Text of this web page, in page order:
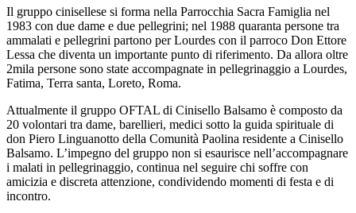
Il gruppo cinisellese si forma nella Parrocchia Sacra Famiglia nel
1983 con due dame e due pellegrini; nel 1988 quaranta persone tra
ammalati e pellegrini partono per Lourdes con il parroco Don Ettore
Lessa che diventa un importante punto di riferimento. Da allora oltre
2mila persone sono state accompagnate in pellegrinaggio a Lourdes,
Fatima, Terra santa, Loreto, Roma.
Attualmente il gruppo OFTAL di Cinisello Balsamo è composto da
20 volontari tra dame, barellieri, medici sotto la guida spirituale di
don Piero Linguanotto della Comunità Paolina residente a Cinisello
Balsamo. L’impegno del gruppo non si esaurisce nell’accompagnare
i malati in pellegrinaggio, continua nel seguire chi soffre con
amicizia e discreta attenzione, condividendo momenti di festa e di
incontro.